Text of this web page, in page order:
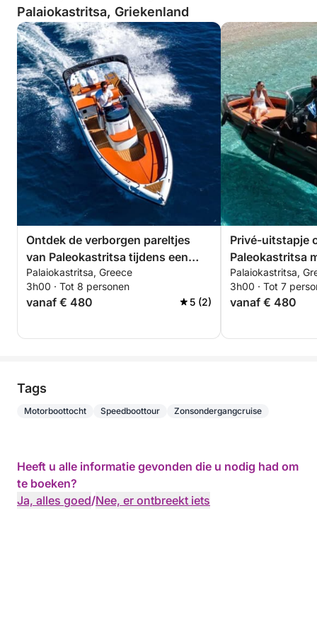
Palaiokastritsa, Griekenland
Ontdek de verborgen pareltjes
van Paleokastritsa tijdens een
privéboottocht.
Palaiokastritsa, Greece
3h00 · Tot 8 personen
vanaf € 480 5 (2)
Privé-uitstapje
Paleokastritsa
Palaiokastritsa,
3h00 · Tot 7
vanaf € 480
Tags
Motorboottocht Speedboottour Zonsondergangcruise
Heeft u alle informatie gevonden die u nodig had om
te boeken?
Ja, alles goed/Nee, er ontbreekt iets